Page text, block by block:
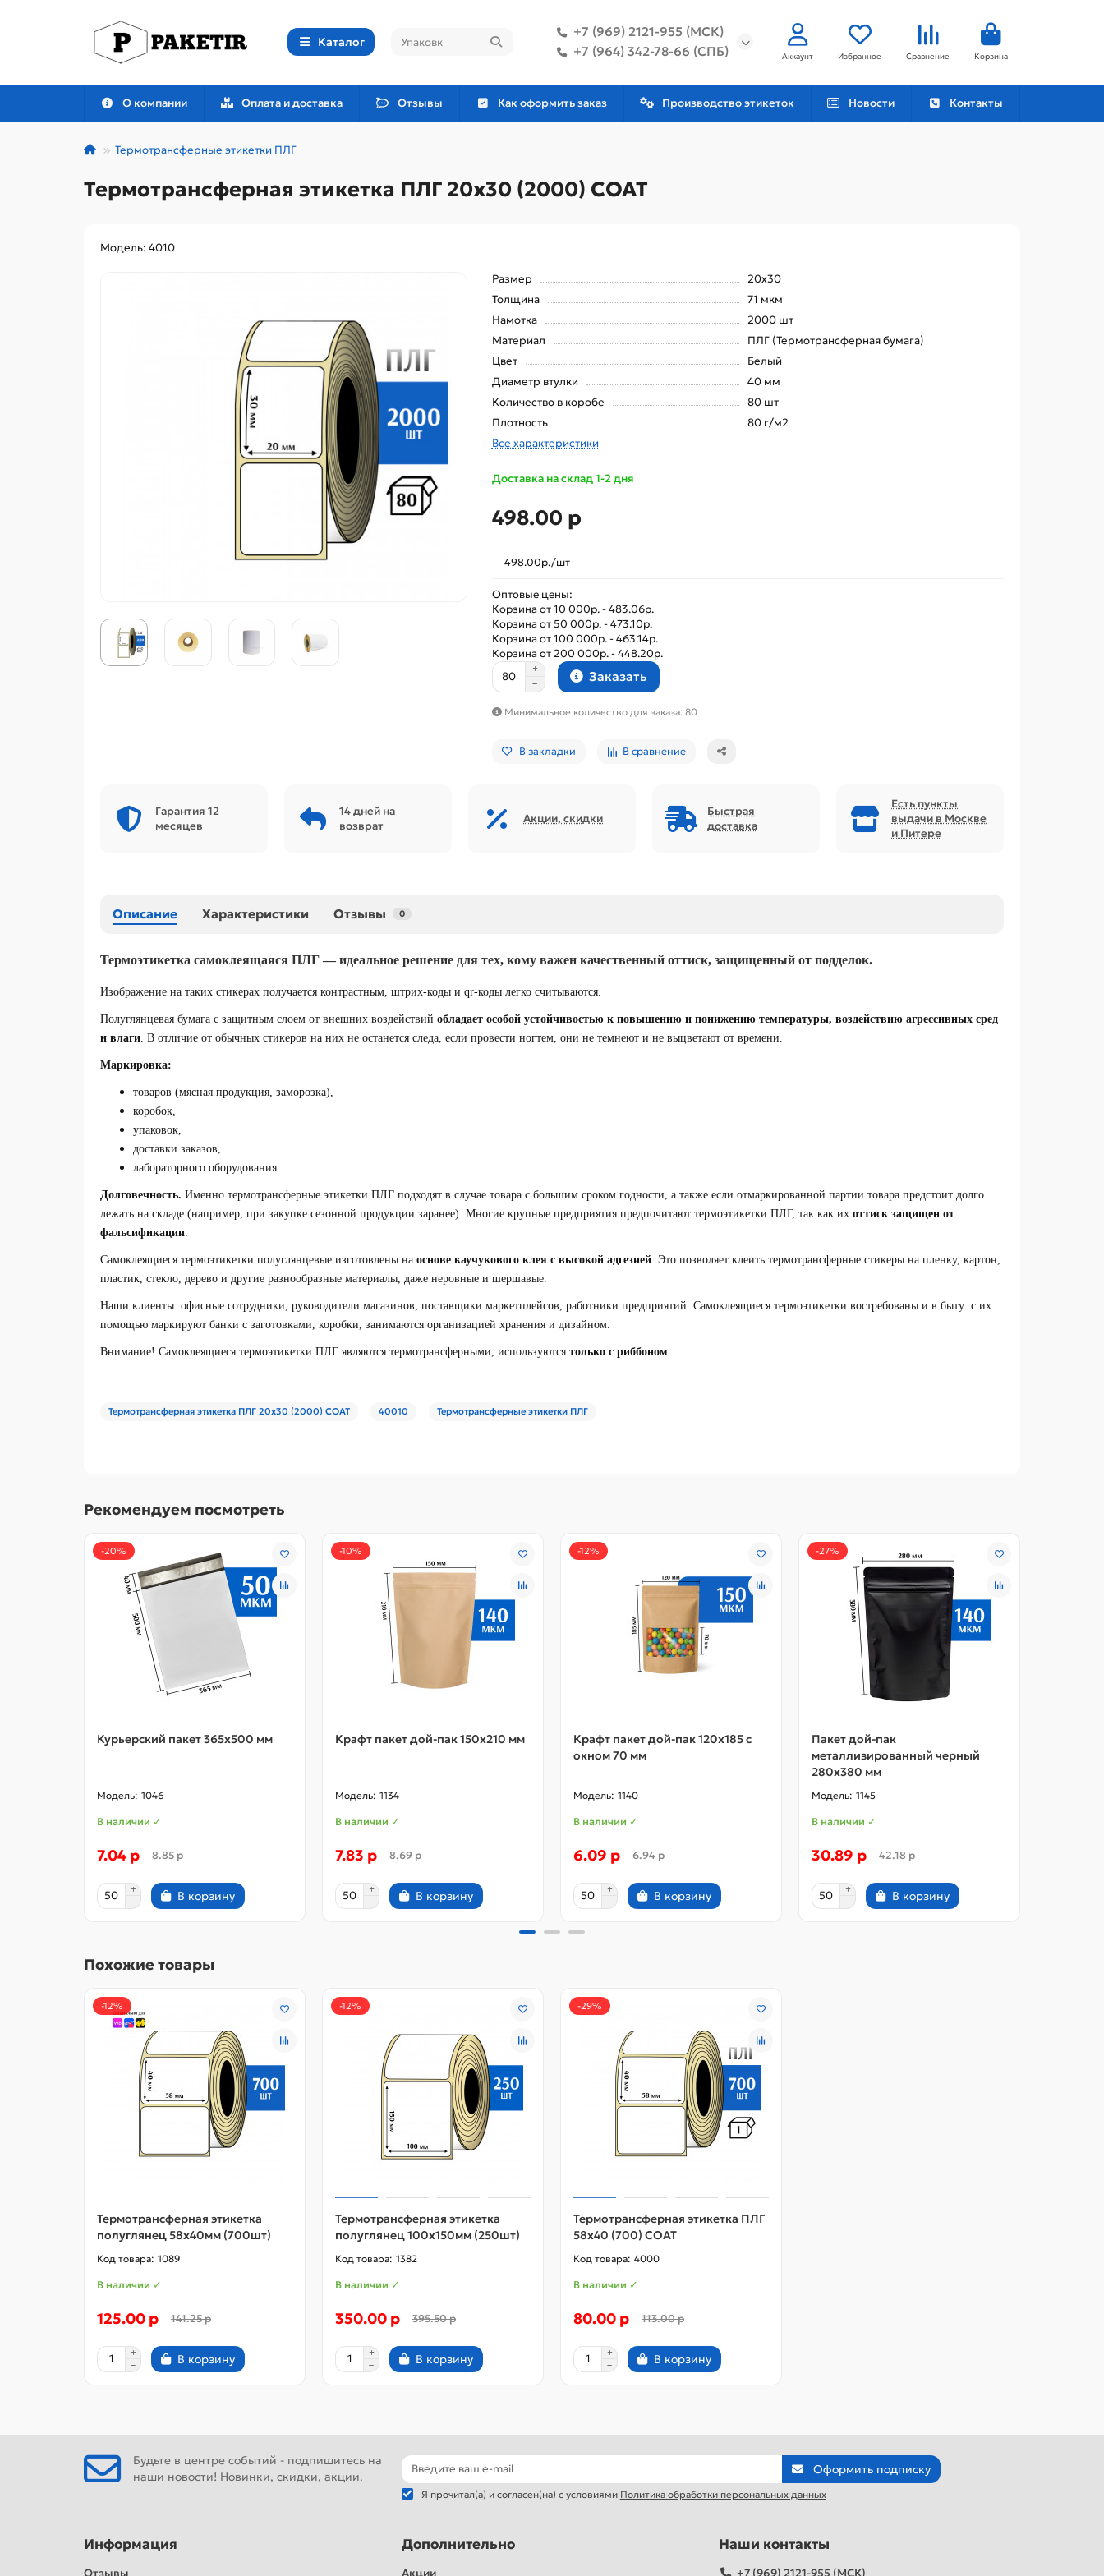
Каталог
+7 (969) 2121-955 (МСК)
+7 (964) 342-78-66 (СПБ)
Аккаунт Избранное Сравнение Корзина
О компании Оплата и доставка Отзывы Как оформить заказ Производство этикеток Новости Контакты
Термотрансферные этикетки ПЛГ
Термотрансферная этикетка ПЛГ 20х30 (2000) COAT
Модель: 4010
Размер
20х30
Толщина
71 мкм
Намотка
2000 шт
Материал
ПЛГ (Термотрансферная бумага)
Цвет
Белый
Диаметр втулки
40 мм
Количество в коробе
80 шт
Плотность
80 г/м2
Все характеристики
Доставка на склад 1-2 дня
498.00 р
498.00р./шт
Оптовые цены:
Корзина от 10 000р. - 483.06р.
Корзина от 50 000р. - 473.10р.
Корзина от 100 000р. - 463.14р.
Корзина от 200 000р. - 448.20р.
Заказать
Минимальное количество для заказа: 80
В закладки В сравнение
Гарантия 12
месяцев
14 дней на
возврат
Акции, скидки
Быстрая
доставка
Есть пункты
выдачи в Москве
и Питере
Описание Характеристики Отзывы 0
Термоэтикетка самоклеящаяся ПЛГ — идеальное решение для тех, кому важен качественный оттиск, защищенный от подделок.
Изображение на таких стикерах получается контрастным, штрих-коды и qr-коды легко считываются.
Полуглянцевая бумага с защитным слоем от внешних воздействий обладает особой устойчивостью к повышению и понижению температуры, воздействию агрессивных сред
и влаги . В отличие от обычных стикеров на них не останется следа, если провести ногтем, они не темнеют и не выцветают от времени.
Маркировка:
товаров (мясная продукция, заморозка),
коробок,
упаковок,
доставки заказов,
лабораторного оборудования.
Долговечность. Именно термотрансферные этикетки ПЛГ подходят в случае товара с большим сроком годности, а также если отмаркированной партии товара предстоит долго
лежать на складе (например, при закупке сезонной продукции заранее). Многие крупные предприятия предпочитают термоэтикетки ПЛГ, так как их оттиск защищен от
фальсификации
Самоклеящиеся термоэтикетки полуглянцевые изготовлены на основе каучукового клея с высокой адгезией . Это позволяет клеить термотрансферные стикеры на пленку, картон,
пластик, стекло, дерево и другие разнообразные материалы, даже неровные и шершавые.
Наши клиенты: офисные сотрудники, руководители магазинов, поставщики маркетплейсов, работники предприятий. Самоклеящиеся термоэтикетки востребованы и в быту: с их
помощью маркируют банки с заготовками, коробки, занимаются организацией хранения и дизайном.
Внимание! Самоклеящиеся термоэтикетки ПЛГ являются термотрансферными, используются только с риббоном
Термотрансферная этикетка ПЛГ 20х30 (2000) COAT 40010 Термотрансферные этикетки ПЛГ
Рекомендуем посмотреть
-20%
Курьерский пакет 365х500 мм
1046
В наличии ✓
7.04 р 8.85 р
В корзину
-10%
Крафт пакет дой-пак 150х210 мм
1134
В наличии ✓
7.83 р 8.69 р
В корзину
-12%
Крафт пакет дой-пак 120х185 с
окном 70 мм
1140
В наличии ✓
6.09 р 6.94 р
В корзину
-27%
Пакет дой-пак
металлизированный черный
280х380 мм
1145
В наличии ✓
30.89 р 42.18 р
В корзину
Похожие товары
-12%
Термотрансферная этикетка
полуглянец 58x40мм (700шт)
1089
В наличии ✓
125.00 р 141.25 р
В корзину
-12%
Термотрансферная этикетка
полуглянец 100x150мм (250шт)
1382
В наличии ✓
350.00 р 395.50 р
В корзину
-29%
Термотрансферная этикетка ПЛГ
58x40 (700) COAT
4000
В наличии ✓
80.00 р 113.00 р
В корзину
Будьте в центре событий - подпишитесь на
наши новости! Новинки, скидки, акции.
Оформить подписку
Я прочитал(а) и согласен(на) с условиями Политика обработки персональных данных
Информация
Отзывы
Дополнительно
Акции
Наши контакты
+7 (969) 2121-955 (МСК)